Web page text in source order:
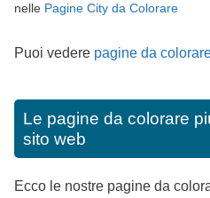
nelle Pagine City da Colorare
Puoi vedere pagine da
Le pagine da colorare
sito web
Ecco le nostre pagine da